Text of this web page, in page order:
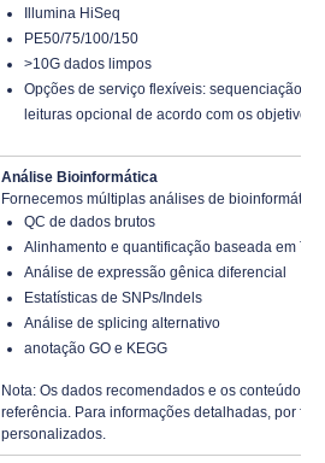
Illumina HiSeq
PE50/75/100/150
>10G dados limpos
Opções de serviço flexíveis: sequenciação
leituras opcional de acordo com os objetivos
Análise Bioinformática
Fornecemos múltiplas análises de
QC de dados brutos
Alinhamento e quantificação baseada em
Análise de expressão gênica diferencial
Estatísticas de SNPs/Indels
Análise de splicing alternativo
anotação GO e KEGG
Nota: Os dados recomendados e os conteúdos
referência. Para informações detalhadas, por
personalizados.